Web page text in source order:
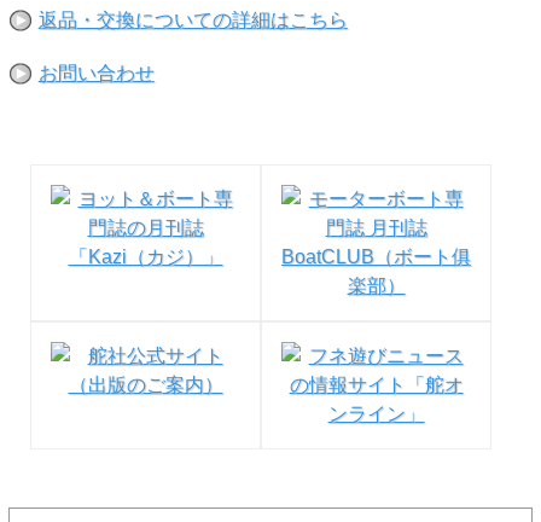
●お取り寄せ品になります。1週間以内に入荷できない場合
返品・交換についての詳細はこちら
お問い合わせ